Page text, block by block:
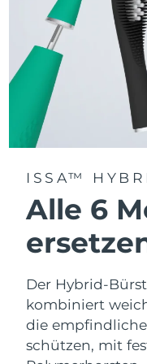
ISSA™
Alle 6
Der Hybrid-
kombiniert
die
schützen, mit